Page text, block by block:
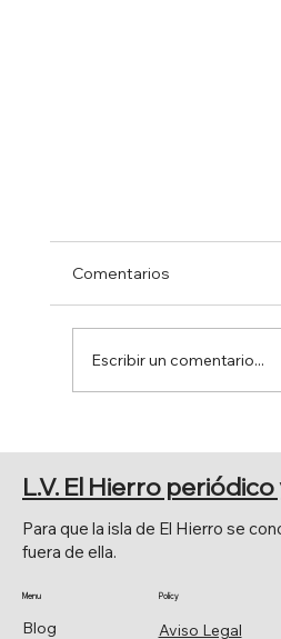
Comentarios
Escribir un comentario...
Aviso Legal
Policy
Blog
Menu
Para que la isla de El Hierro se
fuera de ella.
L.V. El Hierro